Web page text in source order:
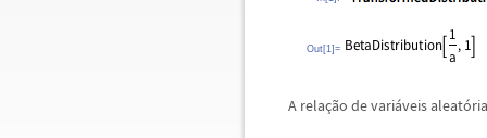
Out[1]=
A relação de variáveis aleató